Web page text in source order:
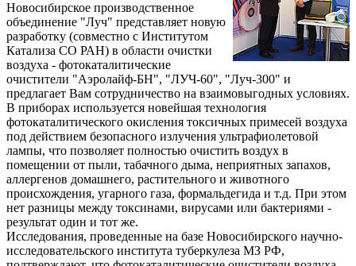
Новосибирское производственное
объединение "Луч" представляет новую
разработку (совместно с Институтом
Катализа СО РАН) в области очистки
воздуха - фотокаталитические
очистители "Аэролайф-БН", "ЛУЧ-60", "Луч-300" и
предлагает Вам сотрудничество на взаимовыгодных условиях.
В приборах используется новейшая технология
фотокаталитического окисления токсичных примесей воздуха
под действием безопасного излучения ультрафиолетовой
лампы, что позволяет полностью очистить воздух в
помещении от пыли, табачного дыма, неприятных запахов,
аллергенов домашнего, растительного и животного
происхождения, угарного газа, формальдегида и т.д. При этом
нет разницы между токсинами, вирусами или бактериями -
результат один и тот же.
Исследования, проведенные на базе Новосибирского научно-
исследовательского института туберкулеза МЗ РФ,